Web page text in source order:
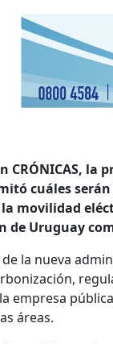
CRÓNICAS, la
cuáles
movilidad
de Uruguay
la nueva
empresa
áreas.